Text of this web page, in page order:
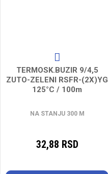
TERMOSK.BUZIR 9/4,5
ZUTO-ZELENI RSFR-(2X)YG
125°C / 100m
NA STANJU 300 M
32,88 RSD